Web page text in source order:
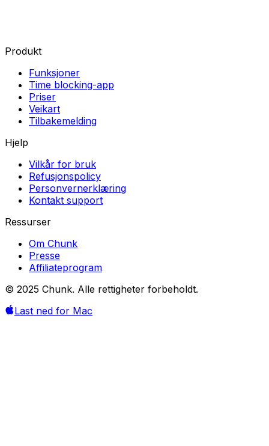
Produkt
Funksjoner
Time blocking-app
Priser
Veikart
Tilbakemelding
Hjelp
Vilkår for bruk
Refusjonspolicy
Personvernerklæring
Kontakt support
Ressurser
Om Chunk
Presse
Affiliateprogram
© 2025 Chunk. Alle rettigheter forbeholdt.
Last ned for Mac